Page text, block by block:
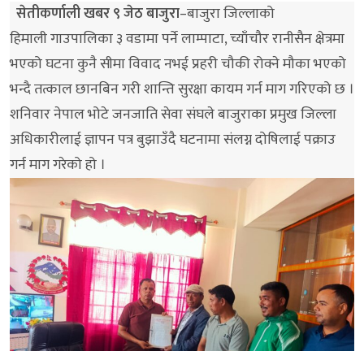
सेतीकर्णाली खबर ९ जेठ बाजुरा–बाजुरा जिल्लाको
हिमाली गाउपालिका ३ वडामा पर्ने लाम्पाटा, च्याँचौर रानीसैन क्षेत्रमा
भएको घटना कुनै सीमा विवाद नभई प्रहरी चौकी रोक्ने मौका भएको
भन्दै तत्काल छानबिन गरी शान्ति सुरक्षा कायम गर्न माग गरिएको छ ।
शनिवार नेपाल भोटे जनजाति सेवा संघले बाजुराका प्रमुख जिल्ला
अधिकारीलाई ज्ञापन पत्र बुझाउँदै घटनामा संलग्न दोषिलाई पक्राउ
गर्न माग गरेको हो ।